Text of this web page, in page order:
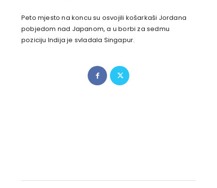
Peto mjesto na koncu su osvojili košarkaši Jordana
pobjedom nad Japanom, a u borbi za sedmu
poziciju Indija je svladala Singapur.